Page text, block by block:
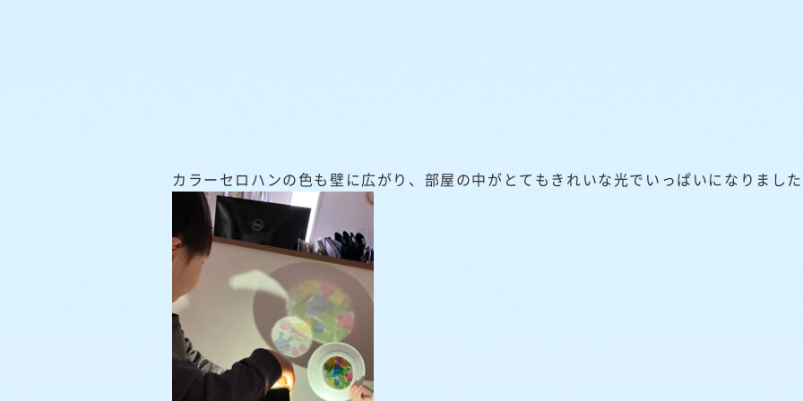
カラーセロハンの色も壁に広がり、部屋の中がとてもきれいな光でいっぱいになりました